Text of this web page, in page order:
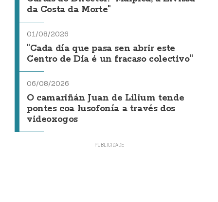
da Costa da Morte"
01/08/2026
"Cada día que pasa sen abrir este
Centro de Día é un fracaso colectivo"
06/08/2026
O camariñán Juan de Lilium tende
pontes coa lusofonía a través dos
videoxogos